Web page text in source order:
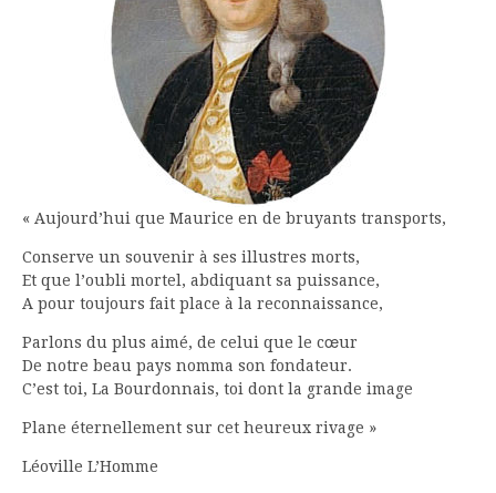
« Aujourd’hui que Maurice en de bruyants transports,
Conserve un souvenir à ses illustres morts,
Et que l’oubli mortel, abdiquant sa puissance,
A pour toujours fait place à la reconnaissance,
Parlons du plus aimé, de celui que le cœur
De notre beau pays nomma son fondateur.
C’est toi, La Bourdonnais, toi dont la grande image
Plane éternellement sur cet heureux rivage »
Léoville L’Homme